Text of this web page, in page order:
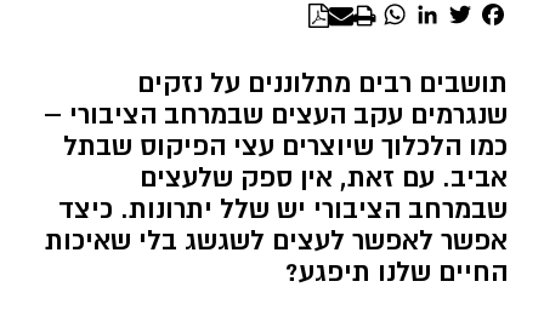
Facebook
Twitter
LinkedIn
WhatsApp
תושבים רבים מתלוננים על נזקים
שנגרמים עקב העצים שבמרחב הציבורי –
כמו הלכלוך שיוצרים עצי הפיקוס שבתל
אביב. עם זאת, אין ספק שלעצים
שבמרחב הציבורי יש שלל יתרונות. כיצד
אפשר לאפשר לעצים לשגשג בלי שאיכות
החיים שלנו תיפגע?